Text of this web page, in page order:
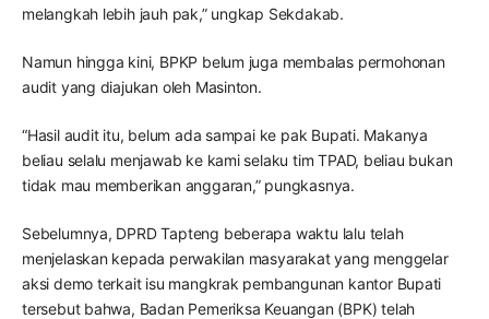
melangkah lebih jauh pak,” ungkap Sekdakab.
Namun hingga kini, BPKP belum juga membalas permohonan
audit yang diajukan oleh Masinton.
“Hasil audit itu, belum ada sampai ke pak Bupati. Makanya
beliau selalu menjawab ke kami selaku tim TPAD, beliau bukan
tidak mau memberikan anggaran,” pungkasnya.
Sebelumnya, DPRD Tapteng beberapa waktu lalu telah
menjelaskan kepada perwakilan masyarakat yang menggelar
aksi demo terkait isu mangkrak pembangunan kantor Bupati
tersebut bahwa, Badan Pemeriksa Keuangan (BPK) telah